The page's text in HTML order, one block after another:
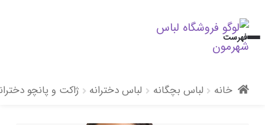
پرش
به
پرش
به
فهرست
خانه لباس بچگانه لباس دخترانه ژاکت و پانچو